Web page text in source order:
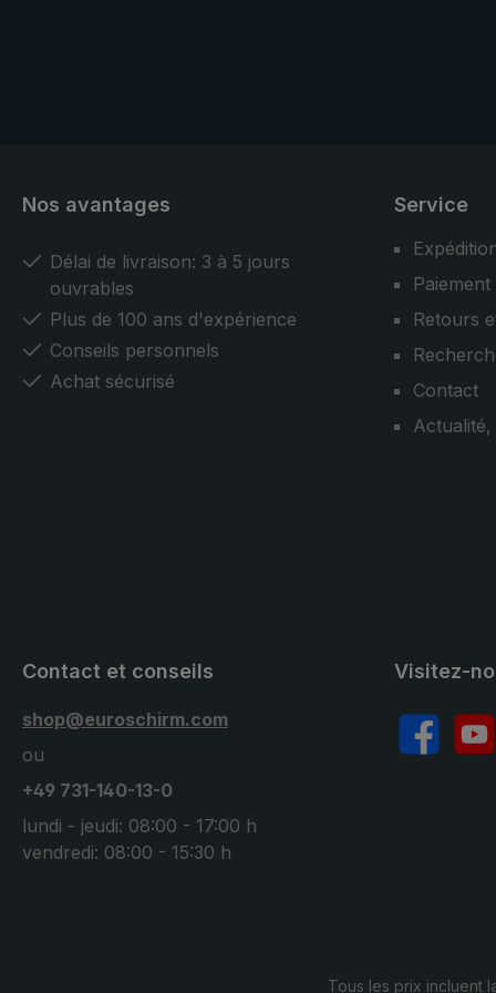
Nos avantages
Délai de livraison: 3 à 5 jours
ouvrables
Plus de 100 ans d'expérience
Conseils personnels
Achat sécurisé
Service
Paiement
Retours
Contact
Visitez-
Facebook
Contact et conseils
shop@euroschirm.com
ou
+49 731-140-13-0
lundi - jeudi: 08:00 - 17:00 h
vendredi: 08:00 - 15:30 h
Tous les prix incluent